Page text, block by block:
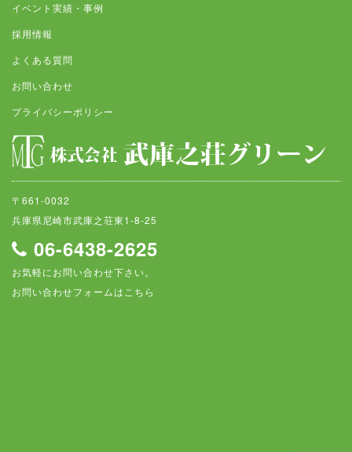
イベント実績・事例
採用情報
よくある質問
お問い合わせ
プライバシーポリシー
〒661-0032
兵庫県尼崎市武庫之荘東1-8-25
06-6438-2625
お気軽にお問い合わせ下さい。
お問い合わせフォームはこちら